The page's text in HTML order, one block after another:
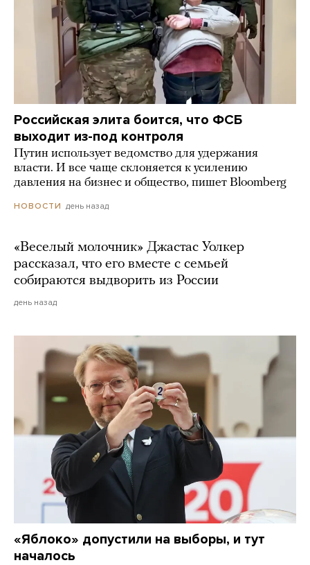
Российская элита боится, что ФСБ
выходит из-под контроля
Путин использует ведомство для удержания
власти. И все чаще склоняется к усилению
давления на бизнес и общество, пишет Bloomberg
НОВОСТИ день назад
«Веселый молочник» Джастас Уолкер
рассказал, что его вместе с семьей
собираются выдворить из России
день назад
«Яблоко» допустили на выборы, и тут
началось